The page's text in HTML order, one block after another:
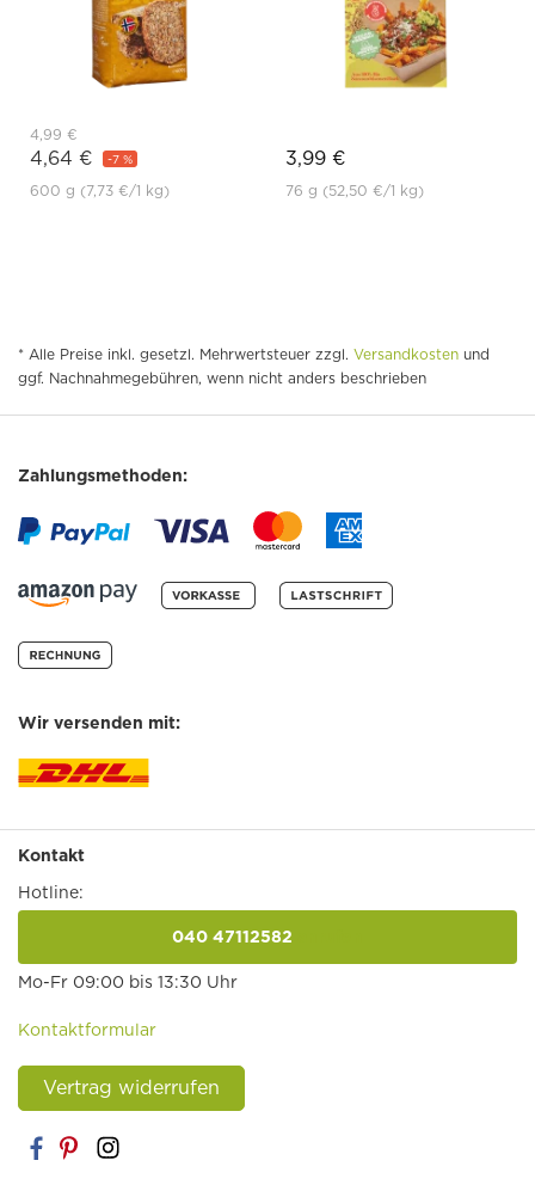
4,99 €
4,64 € -7 %
600 g (7,73 €/1 kg)
3,99 €
76 g (52,50 €/1 kg)
* Alle Preise inkl. gesetzl. Mehrwertsteuer zzgl. Versandkosten und
ggf. Nachnahmegebühren, wenn nicht anders beschrieben
Zahlungsmethoden:
Wir versenden mit:
Kontakt
Hotline:
040 47112582
Mo-Fr 09:00 bis 13:30 Uhr
Kontaktformular
Vertrag widerrufen